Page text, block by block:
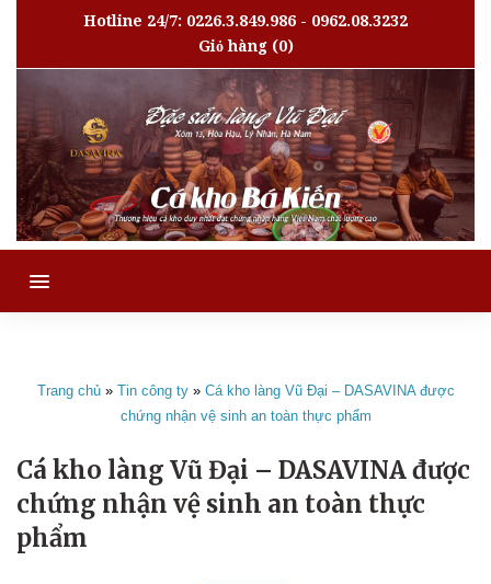
Hotline 24/7: 0226.3.849.986 - 0962.08.3232
Giỏ hàng(0)
MENU
Trang chủ» Tin công ty» Cá kho làng Vũ Đại – DASAVINA được
chứng nhận vệ sinh an toàn thực phẩm
Cá kho làng Vũ Đại – DASAVINA được
chứng nhận vệ sinh an toàn thực
phẩm